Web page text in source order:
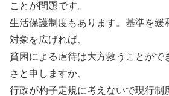
ことが問題です。
生活保護制度もあります。基準を緩
対象を広げれば、
貧困による虐待は大方救うことがで
さと申しますか、
行政が杓子定規に考えないで現行制